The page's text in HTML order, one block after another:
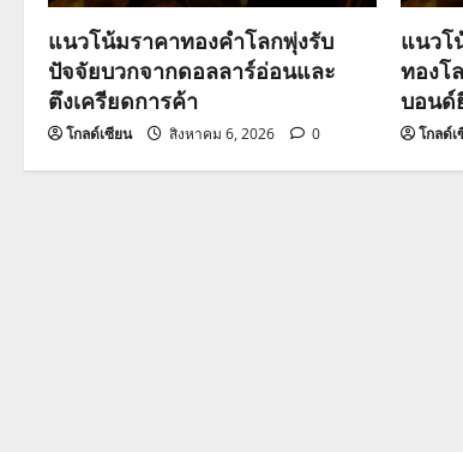
g
a
t
i
แนวโน้มราคาทองคำโลกพุ่งรับ
ปัจจัยบวกจากดอลลาร์อ่อนและ
ตึงเครียดการค้า
โกลด์เซียน สิงหาคม 6, 2026 0
แนวโ
ทองโ
บอนด์
โกลด์